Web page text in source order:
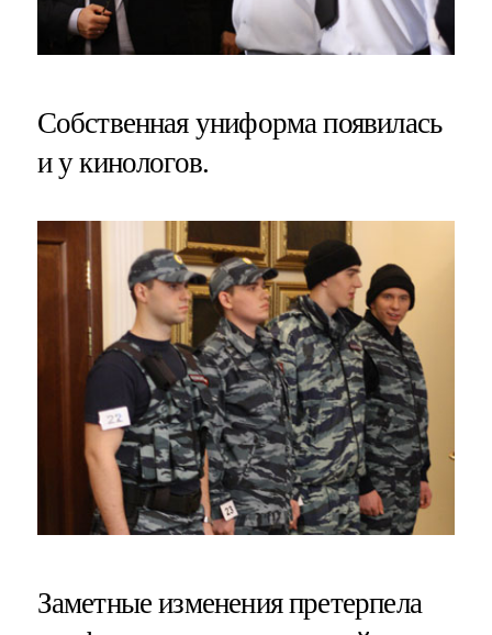
Собственная униформа появилась
и у кинологов.
Заметные изменения претерпела